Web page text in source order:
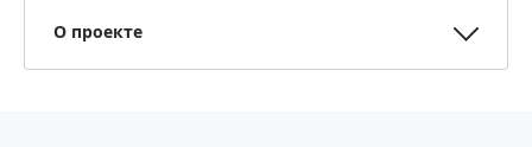
О проекте